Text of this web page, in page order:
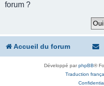
forum ?
Accueil du forum
Développé parphpBB®
Traduction